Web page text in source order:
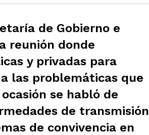
de Gobierno e
reunión donde
y privadas para
las problemáticas que
se habló de
de transmisión
de convivencia en